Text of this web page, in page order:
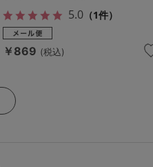
5.0（1件）
￥869 (税込)